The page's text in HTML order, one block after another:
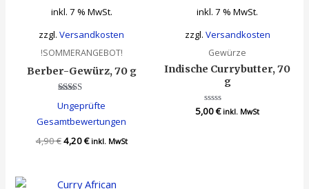
inkl. 7 % MwSt.
zzgl.Versandkosten
!SOMMERANGEBOT!
Berber-Gewürz, 70 g
mit
4.00
von 5
Ungeprüfte
Gesamtbewertungen
4,90€4,20€ inkl. MwSt
inkl. 7 % MwSt.
zzgl. Versandkosten
Gewürze
Indische Currybutter, 70
g
Bewertet
5,00€ inkl. MwSt